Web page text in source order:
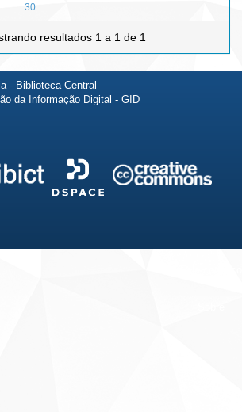
30
resultados 1 a 1 de 1
- Biblioteca Central
da Informação Digital - GID